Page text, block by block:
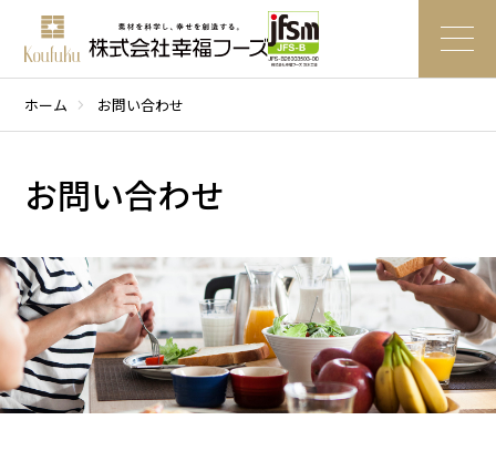
ホーム chevron_right お問い合わせ
お問い合わせ